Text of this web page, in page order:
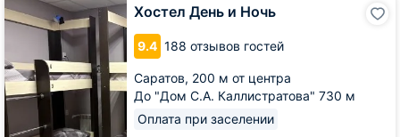
Хостел День и Ночь
9.4 188 отзывов гостей
Саратов, 200 м от центра
До "Дом С.А. Каллистратова" 730 м
Оплата при заселении
День